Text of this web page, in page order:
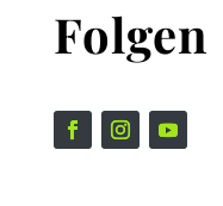
Folgen